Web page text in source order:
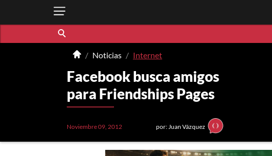
Noticias Internet
Facebook busca amigos
para Friendships Pages
Noviembre 09, 2012 por: Juan Vázquez